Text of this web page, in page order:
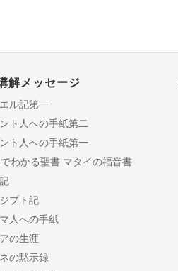
解メッセージ
ル記第一
ト人への手紙第二
ト人への手紙第一
わかる聖書 マタイの福音書
プト記
人への手紙
の生涯
の黙示録